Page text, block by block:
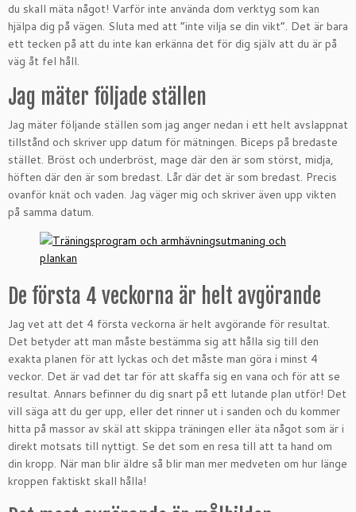
du skall mäta något! Varför inte använda dom verktyg som kan
hjälpa dig på vägen. Sluta med att ”inte vilja se din vikt”. Det är bara
ett tecken på att du inte kan erkänna det för dig själv att du är på
väg åt fel håll.
Jag mäter följade ställen
Jag mäter följande ställen som jag anger nedan i ett helt avslappnat
tillstånd och skriver upp datum för mätningen. Biceps på bredaste
stället. Bröst och underbröst, mage där den är som störst, midja,
höften där den är som bredast. Lår där det är som bredast. Precis
ovanför knät och vaden. Jag väger mig och skriver även upp vikten
på samma datum.
De första 4 veckorna är helt avgörande
Jag vet att det 4 första veckorna är helt avgörande för resultat.
Det betyder att man måste bestämma sig att hålla sig till den
exakta planen för att lyckas och det måste man göra i minst 4
veckor. Det är vad det tar för att skaffa sig en vana och för att se
resultat. Annars befinner du dig snart på ett lutande plan utför! Det
vill säga att du ger upp, eller det rinner ut i sanden och du kommer
hitta på massor av skäl att skippa träningen eller äta något som är i
direkt motsats till nyttigt. Se det som en resa till att ta hand om
din kropp. När man blir äldre så blir man mer medveten om hur länge
kroppen faktiskt skall hålla!